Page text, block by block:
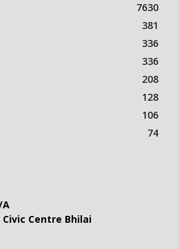
7630
381
336
336
208
128
106
74
A
Centre Bhilai